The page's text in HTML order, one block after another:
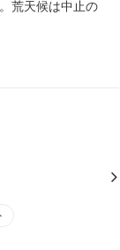
荒天候は中止の